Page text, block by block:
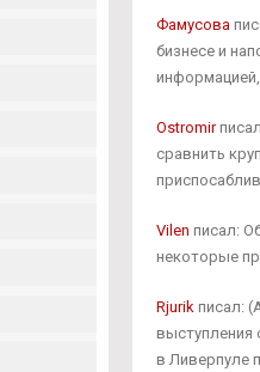
Фамусова
бизнесе и
Ostromir
сравнить
Vilen писал:
некоторые
Rjurikписал:
выступления
в Ливерпуле